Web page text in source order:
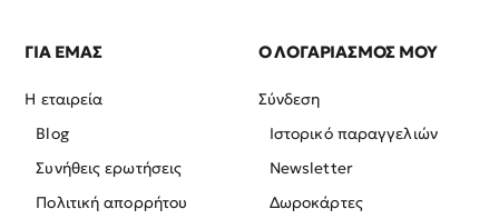
ΓΙΑ ΕΜΑΣ
Η εταιρεία
Blog
Συνήθεις ερωτήσεις
Πολιτική απορρήτου
Ο ΛΟΓΑΡΙΑΣΜΟΣ ΜΟΥ
Σύνδεση
Ιστορικό παραγγελιών
Newsletter
Δωροκάρτες